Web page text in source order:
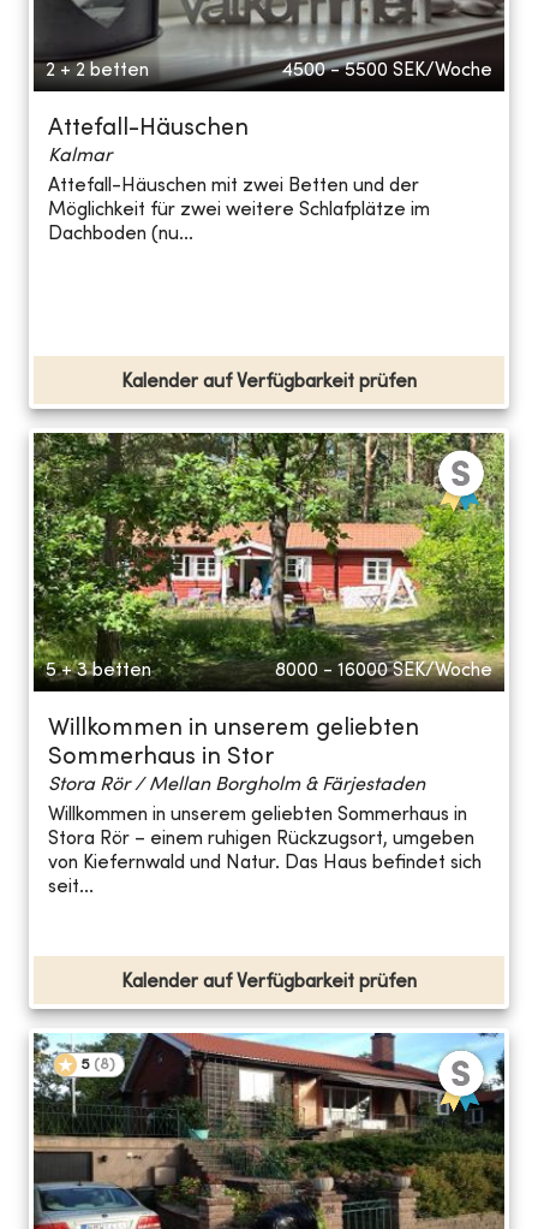
2 + 2 betten 4500 - 5500 SEK/Woche
Attefall-Häuschen
Kalmar
Attefall-Häuschen mit zwei Betten und der
Möglichkeit für zwei weitere Schlafplätze im
Dachboden (nu...
Kalender auf Verfügbarkeit prüfen
5 + 3 betten 8000 - 16000 SEK/Woche
Willkommen in unserem geliebten
Sommerhaus in Stor
Stora Rör / Mellan Borgholm & Färjestaden
Willkommen in unserem geliebten Sommerhaus in
Stora Rör – einem ruhigen Rückzugsort, umgeben
von Kiefernwald und Natur. Das Haus befindet sich
seit...
Kalender auf Verfügbarkeit prüfen
5 (8)